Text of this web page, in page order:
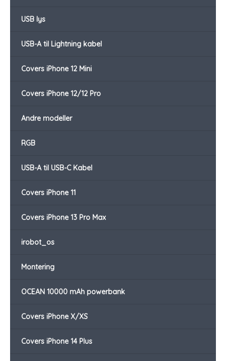
USB lys
USB-A til Lightning kabel
Covers iPhone 12 Mini
Covers iPhone 12/12 Pro
Andre modeller
RGB
USB-A til USB-C Kabel
Covers iPhone 11
Covers iPhone 13 Pro Max
irobot_os
Montering
OCEAN 10000 mAh powerbank
Covers iPhone X/XS
Covers iPhone 14 Plus